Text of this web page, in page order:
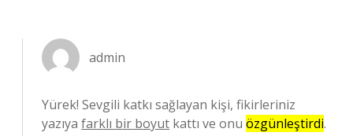
admin
Yürek! Sevgili katkı sağlayan kişi, fikirleriniz
yazıya farklı bir boyut kattı ve onu özgünleştirdi.